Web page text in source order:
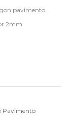
pavimento.
2mm
Pavimento